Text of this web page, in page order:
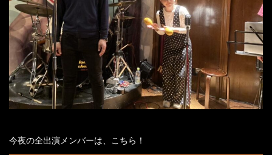
今夜の全出演メンバーは、こちら！